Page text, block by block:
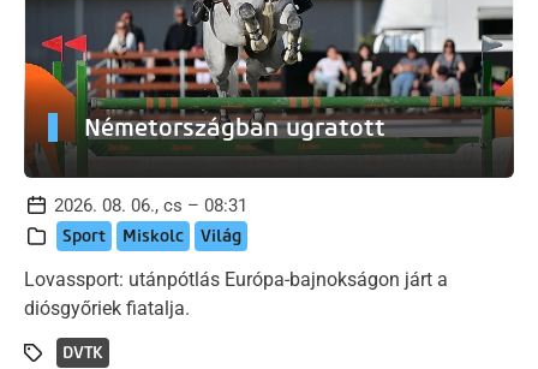
Németországban ugratott
2026. 08. 06., cs – 08:31
Sport Miskolc Világ
Lovassport: utánpótlás Európa-bajnokságon járt a
diósgyőriek fiatalja.
DVTK